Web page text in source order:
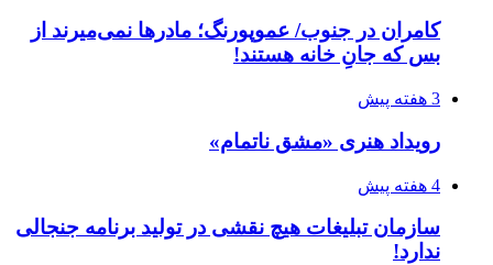
کامران در جنوب/ عموپورنگ؛ مادرها نمی‌میرند از
بس که جانِ خانه هستند!
3 هفته پیش
رویداد هنری «مشق ناتمام»
4 هفته پیش
سازمان تبلیغات هیچ نقشی در تولید برنامه جنجالی
ندارد!